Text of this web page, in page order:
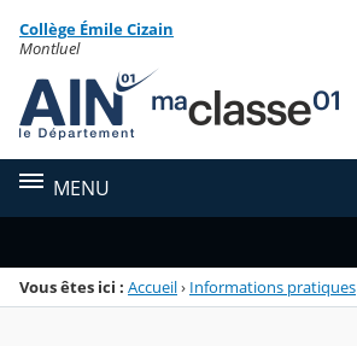
Menu de la rubrique
Contenu
Collège Émile Cizain
Montluel
MENU
Vous êtes ici : Accueil› Informations pratiques